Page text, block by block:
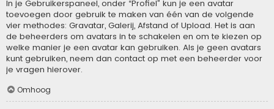
In je Gebruikerspaneel, onder “Profiel” kun je een avatar
toevoegen door gebruik te maken van één van de volgende
vier methodes: Gravatar, Galerij, Afstand of Upload. Het is aan
de beheerders om avatars in te schakelen en om te kiezen op
welke manier je een avatar kan gebruiken. Als je geen avatars
kunt gebruiken, neem dan contact op met een beheerder voor
je vragen hierover.
Omhoog